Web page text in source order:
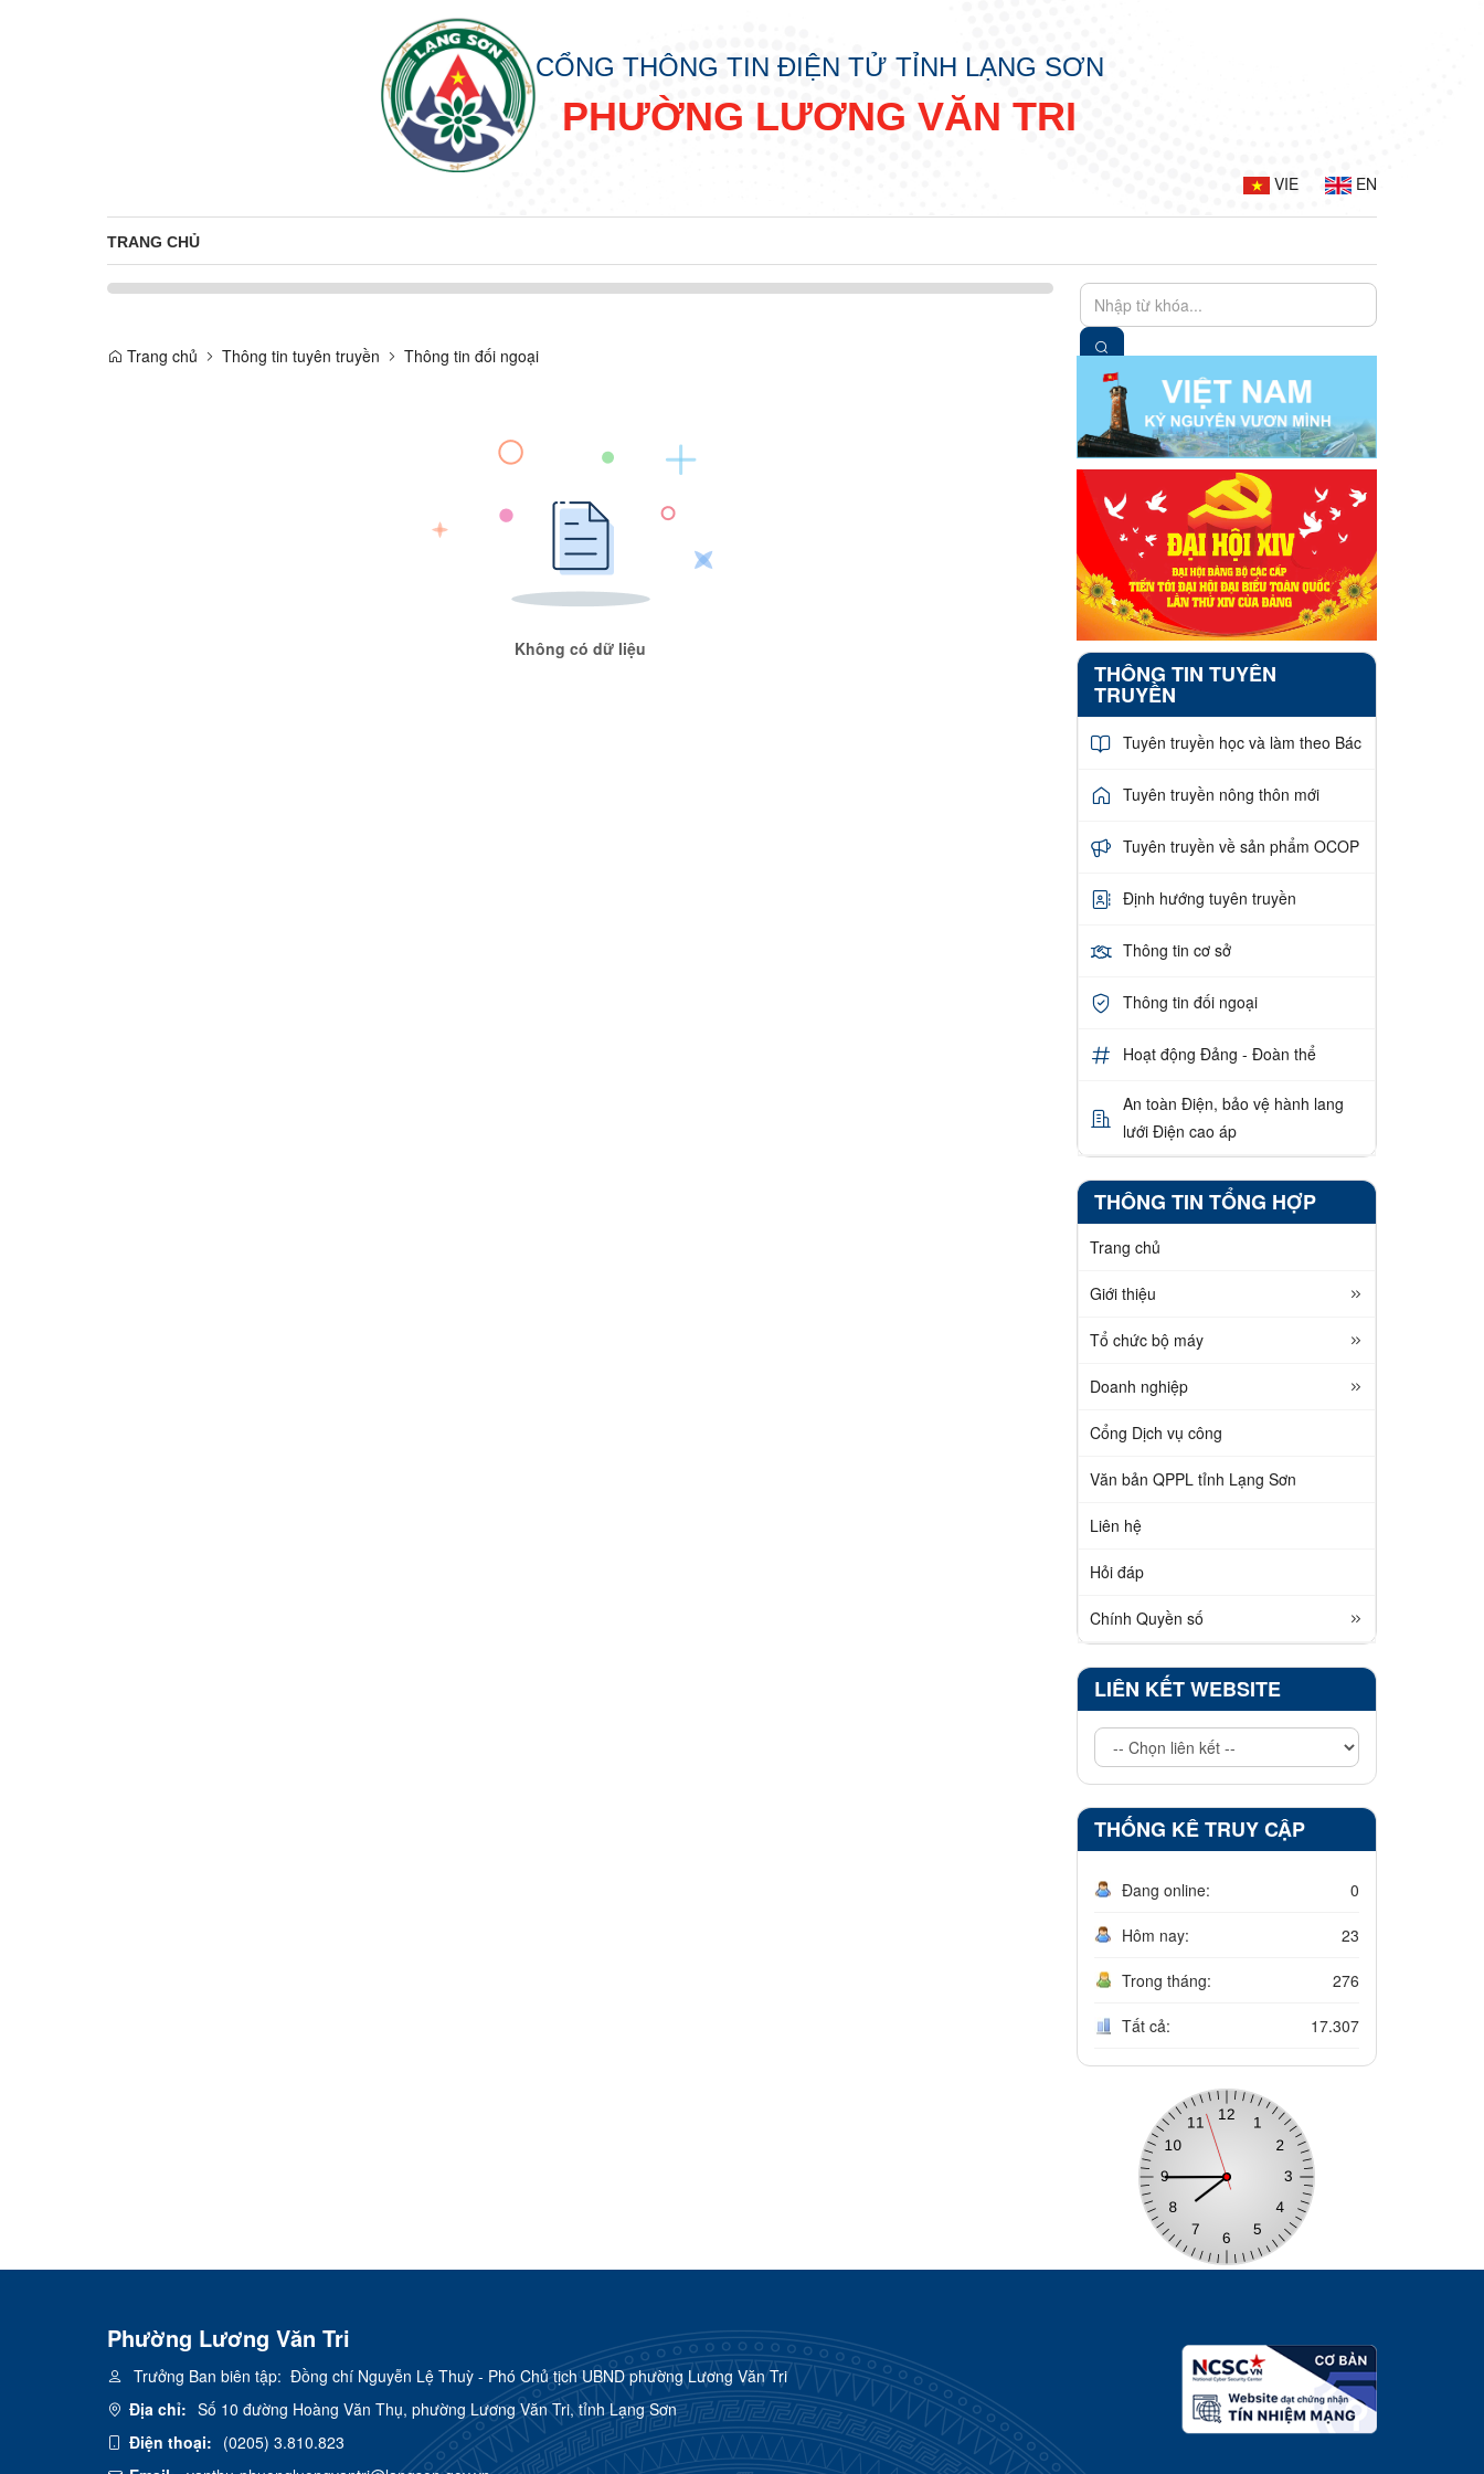
CỔNG THÔNG TIN ĐIỆN TỬ TỈNH LẠNG SƠN
PHƯỜNG LƯƠNG VĂN TRI
VIE EN
TRANG CHỦ
Trang chủ Thông tin tuyên truyền Thông tin đối ngoại
Không có dữ liệu
THÔNG TIN TUYÊN
TRUYỀN
Tuyên truyền học và làm theo Bác
Tuyên truyền nông thôn mới
Tuyên truyền về sản phẩm OCOP
Định hướng tuyên truyền
Thông tin cơ sở
Thông tin đối ngoại
Hoạt động Đảng - Đoàn thể
An toàn Điện, bảo vệ hành lang
lưới Điện cao áp
THÔNG TIN TỔNG HỢP
Trang chủ
Giới thiệu
Tổ chức bộ máy
Doanh nghiệp
Cổng Dịch vụ công
Văn bản QPPL tỉnh Lạng Sơn
Liên hệ
Hỏi đáp
Chính Quyền số
LIÊN KẾT WEBSITE
THỐNG KÊ TRUY CẬP
Đang online: 0
Hôm nay: 23
Trong tháng: 276
Tất cả: 17.307
Phường Lương Văn Tri
Trưởng Ban biên tập: Đồng chí Nguyễn Lệ Thuỳ - Phó Chủ tịch UBND phường Lương Văn Tri
Địa chỉ: Số 10 đường Hoàng Văn Thụ, phường Lương Văn Tri, tỉnh Lạng Sơn
Điện thoại: (0205) 3.810.823